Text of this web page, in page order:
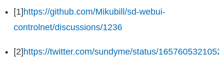
[1] https://github.com/Mikubill/sd-webui-
controlnet/discussions/1236
[2]https://twitter.com/sundyme/status/